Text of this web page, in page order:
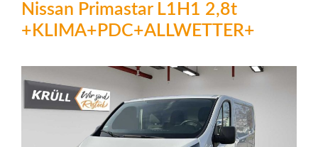
Nissan Primastar L1H1 2,8t
+KLIMA+PDC+ALLWETTER+